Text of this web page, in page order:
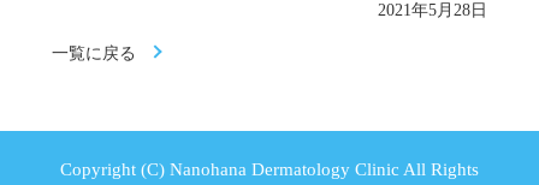
2021年5月28日
一覧に戻る
Copyright (C) Nanohana Dermatology Clinic All Rights